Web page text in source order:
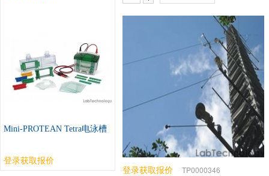
Mini-PROTEAN Tetra电泳槽
登录获取报价
登录获取报价 TP0000346